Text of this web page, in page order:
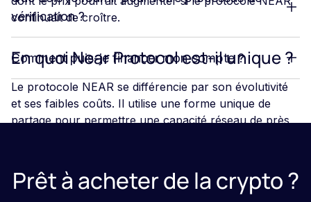
continuait de croître.
En quoi Near Protocol est-il unique ?
Le protocole NEAR se différencie par son évolutivité
et ses faibles coûts. Il utilise une forme unique de
partage pour permettre une capacité réseau de près
moins chers que
Ethereum
Le partage est un concept selon lequel les données
vérification ?
Comment puis-je financer mon compte ?
Prêt à acheter de la crypto ?